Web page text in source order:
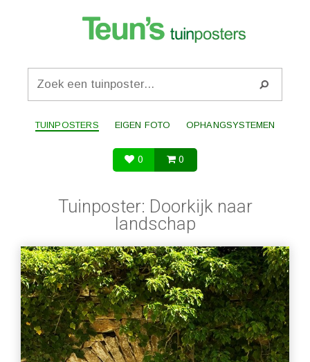
TUINPOSTERS EIGEN FOTO OPHANGSYSTEMEN
0 0
Tuinposter: Doorkijk naar
landschap